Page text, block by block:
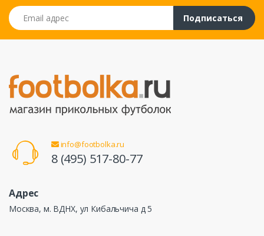
Email адрес
Подписаться
info@footbolka.ru
8 (495) 517-80-77
Адрес
Москва, м. ВДНХ, ул Кибальчича д 5